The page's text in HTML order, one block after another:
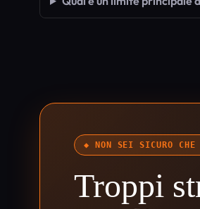
◆ NON SEI SICURO CHE
Troppi